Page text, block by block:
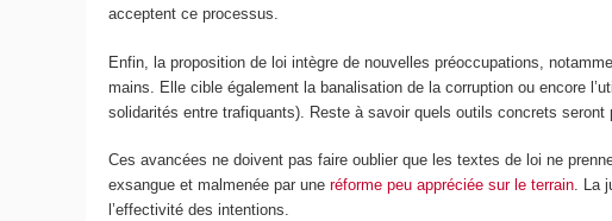
acceptent ce processus.
Enfin, la proposition de loi intègre de nouvelles préoccupations,
mains. Elle cible également la banalisation de la corruption ou encore
solidarités entre trafiquants). Reste à savoir quels outils concrets seront
Ces avancées ne doivent pas faire oublier que les textes de loi ne
exsangue et malmenée par uneréforme peu appréciée sur le terrain. La
l’effectivité des intentions.